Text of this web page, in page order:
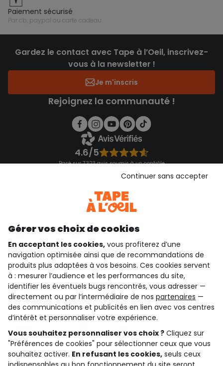
paiement sécurisé
par cb, paypal ou carte cadeau
Gardez le contact avec Tape à l’Oeil, inscrivez-
vous à la newsletter !
Je m'inscris
Rejoignez la communauté !
4.6/5
Basé sur 7 323 avis soumis à un contrôle
Consulter les CGU
qui sommes-nous ?
besoin d'aide ?
le club fidélité
notre catalogue
Conditions générales de ventes et d'utilisation
Gérer vos choix de cookies
En acceptant les cookies, vous profiterez d’une
navigation optimisée ainsi que de recommandations de
produits plus adaptées à vos besoins. Ces cookies servent
à : mesurer l’audience et les performances du site,
identifier les éventuels bugs rencontrés, vous adresser —
directement ou par l’intermédiaire de nos partenaires —
des communications et publicités en lien avec vos centres
d’intérêt et personnaliser votre expérience.
Vous souhaitez personnaliser vos choix ? Cliquez sur
"Préférences de cookies" pour sélectionner ceux que vous
souhaitez activer. En refusant les cookies, seuls ceux
Continuer sans accepter